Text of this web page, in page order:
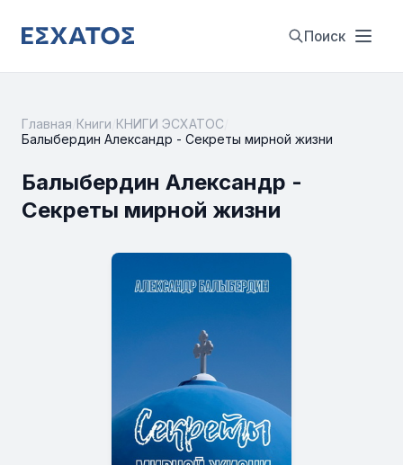
Поиск
Главная Книги КНИГИ ЭСХАТОС
Балыбердин Александр - Секреты мирной жизни
Балыбердин Александр -
Секреты мирной жизни